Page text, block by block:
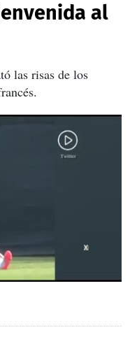
al
las risas de los
X